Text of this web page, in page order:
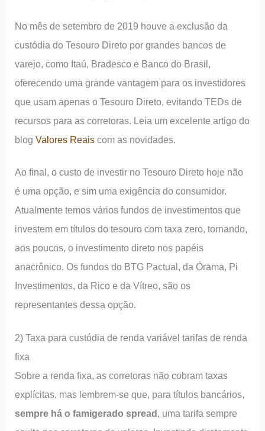
No mês de setembro de 2019 houve a exclusão da
custódia do Tesouro Direto por grandes bancos de
varejo, como Itaú, Bradesco e Banco do Brasil,
oferecendo uma grande vantagem para os investidores
que usam apenas o Tesouro Direto, evitando TEDs de
recursos para as corretoras. Leia um excelente artigo do
blogValores Reais com as novidades.
Ao final, o custo de investir no Tesouro Direto hoje não
é uma opção, e sim uma exigência do consumidor.
Atualmente temos vários fundos de investimentos que
investem em títulos do tesouro com taxa zero, tornando,
aos poucos, o investimento direto nos papéis
anacrônico. Os fundos do BTG Pactual, da Órama, Pi
Investimentos, da Rico e da Vítreo, são os
representantes dessa opção.
2) Taxa para custódia de renda variável tarifas de renda
fixa
Sobre a renda fixa, as corretoras não cobram taxas
explícitas, mas lembrem-se que, para títulos bancários,
sempre há o famigerado spread, uma tarifa sempre